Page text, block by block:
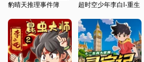
豹晴天推理事件簿 超时空少年李白I-重生